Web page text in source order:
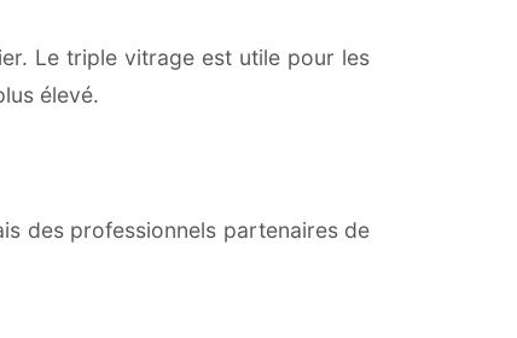
Le triple vitrage est utile pour les
élevé.
des professionnels partenaires de